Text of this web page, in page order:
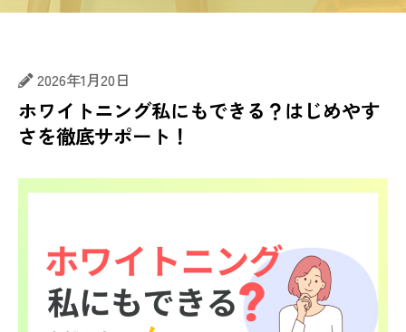
2026年1月20日
ホワイトニング私にもできる？はじめやす
さを徹底サポート！